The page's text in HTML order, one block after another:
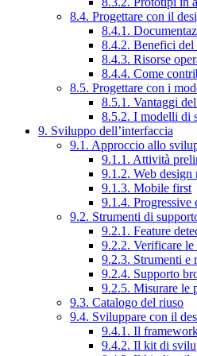
8.4. Progettare con il
8.4.1.
8.4.2. Benefici del
8.4.3. Risorse
8.4.4. Come
8.5. Progettare con i
8.5.1. Vantaggi
8.5.2. I modelli di
9. Sviluppo dell’interfaccia
9.1. Approccio allo
9.1.1. Attività
9.1.2. Web design
9.1.3. Mobile first
9.1.4. Progressive
9.2. Strumenti di
9.2.1. Feature
9.2.2. Verificare
9.2.3. Strumenti e
9.2.4. Supporto
9.2.5. Misurare le
9.3. Catalogo del riuso
9.4. Sviluppare con il
9.4.1. Il
9.4.2. Il kit di